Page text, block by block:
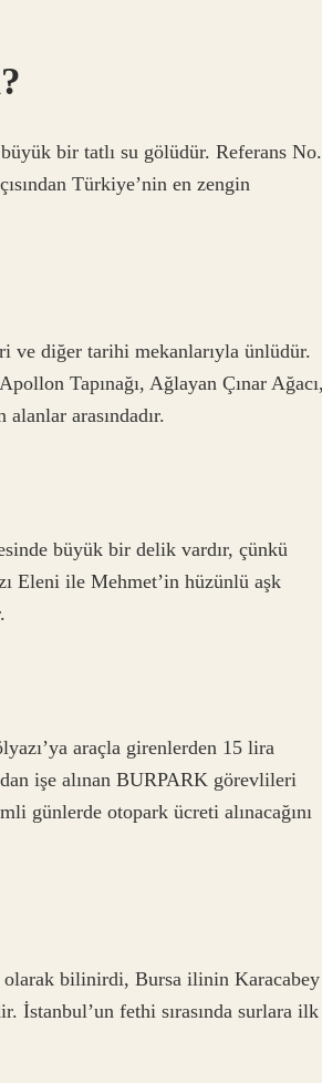
bir tatlı su gölüdür. Referans No.
Türkiye’nin en zengin
ve diğer tarihi mekanlarıyla ünlüdür.
Tapınağı, Ağlayan Çınar Ağacı,
arasındadır.
büyük bir delik vardır, çünkü
Eleni ile Mehmet’in hüzünlü aşk
araçla girenlerden 15 lira
işe alınan BURPARK görevlileri
günlerde otopark ücreti alınacağını
olarak bilinirdi, Bursa ilinin Karacabey
İstanbul’un fethi sırasında surlara ilk